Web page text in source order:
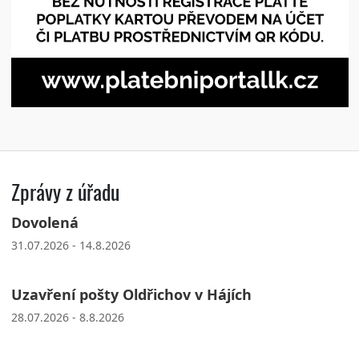
Zprávy z úřadu
Dovolená
31.07.2026 - 14.8.2026
Uzavření pošty Oldřichov v Hájích
28.07.2026 - 8.8.2026